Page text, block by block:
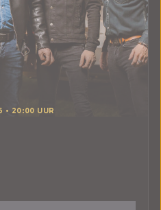
• 20:00 UUR